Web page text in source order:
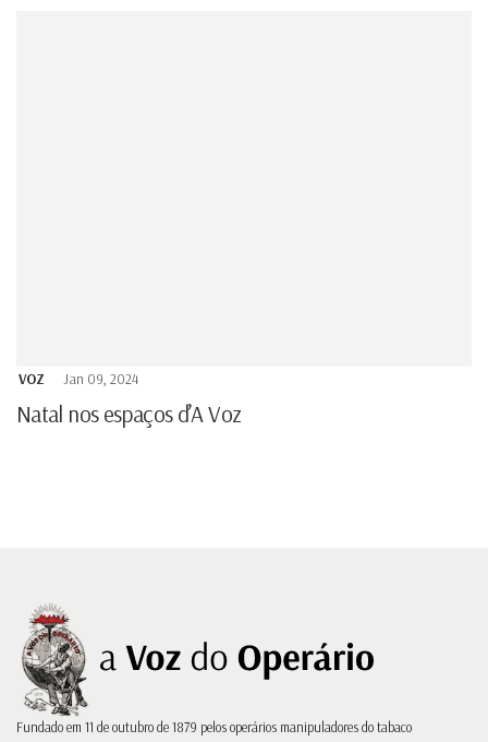
VOZ Jan 09, 2024
Natal nos espaços d’A Voz
Fundado em 11 de outubro de 1879 pelos operários manipuladores do tabaco